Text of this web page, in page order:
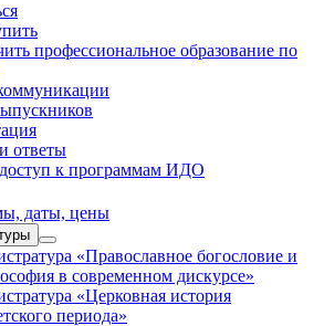
профессиональное образование по
ответы
к программам ИДО
даты, цены
«Православное богословие и
в современном дискурсе»
«Церковная история
периода»